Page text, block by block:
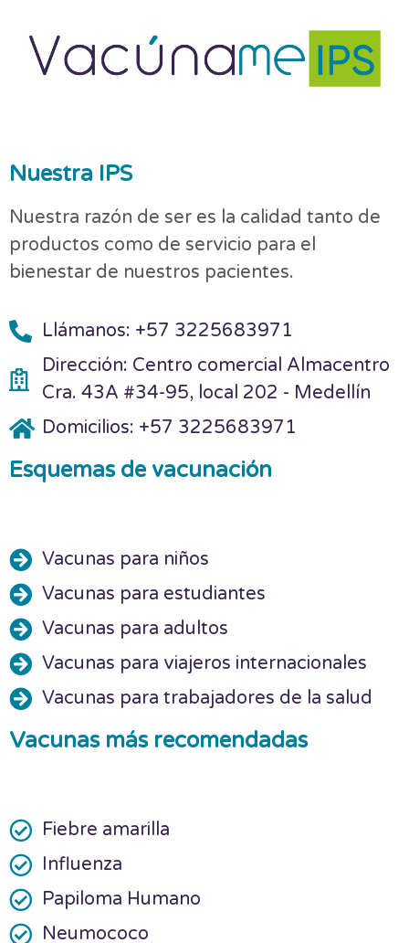
Nuestra IPS
Nuestra razón de ser es la calidad tanto de
productos como de servicio para el
bienestar de nuestros pacientes.
Llámanos: +57 3225683971
Dirección: Centro comercial Almacentro
Cra. 43A #34-95, local 202 - Medellín
Domicilios: +57 3225683971
Esquemas de vacunación
Vacunas para niños
Vacunas para estudiantes
Vacunas para adultos
Vacunas para viajeros internacionales
Vacunas para trabajadores de la salud
Vacunas más recomendadas
Fiebre amarilla
Influenza
Papiloma Humano
Neumococo